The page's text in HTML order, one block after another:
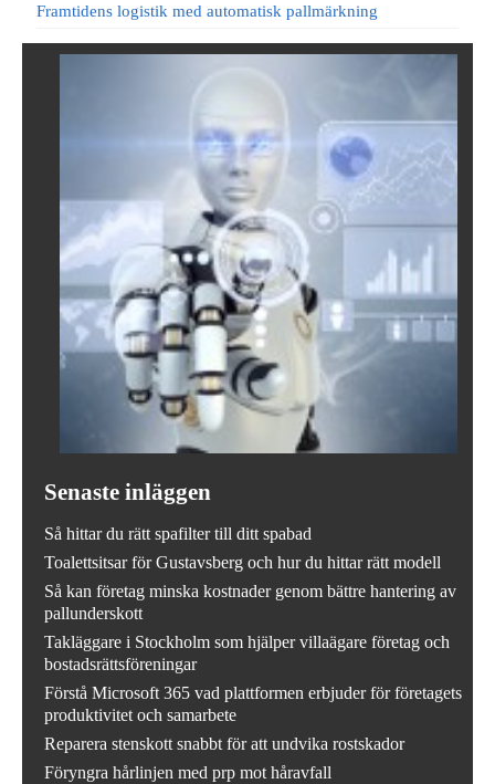
Framtidens logistik med automatisk pallmärkning
Senaste inläggen
Så hittar du rätt spafilter till ditt spabad
Toalettsitsar för Gustavsberg och hur du hittar rätt modell
Så kan företag minska kostnader genom bättre hantering av
pallunderskott
Takläggare i Stockholm som hjälper villaägare företag och
bostadsrättsföreningar
Förstå Microsoft 365 vad plattformen erbjuder för företagets
produktivitet och samarbete
Reparera stenskott snabbt för att undvika rostskador
Föryngra hårlinjen med prp mot håravfall